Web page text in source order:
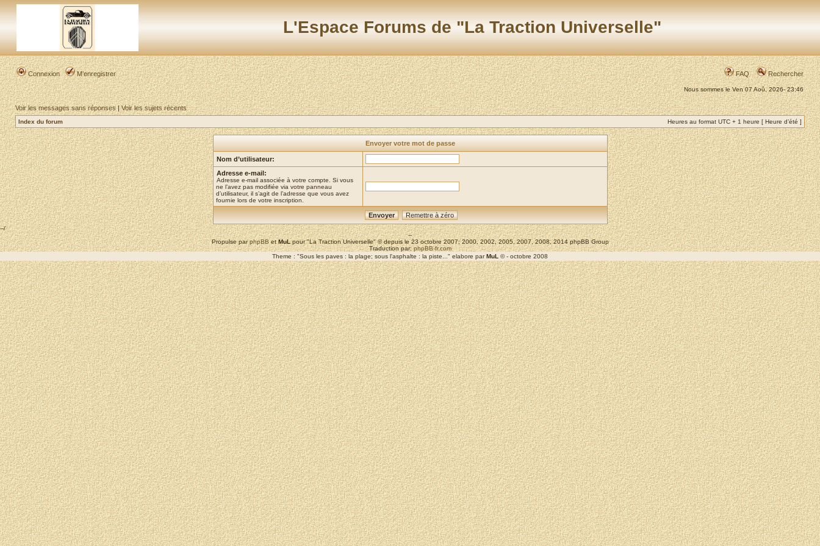
L'Espace Forums de "La Traction Universelle"
Connexion M’enregistrer FAQ Rechercher
Nous sommes le Ven 07 Aoû, 2026- 23:46
Voir les messages sans réponses|Voir les sujets récents
Index du forum Heures au format UTC + 1 heure [ Heure d’été ]
Envoyer votre mot de passe
Nom d’utilisateur:
Adresse e-mail:
Adresse e-mail associée à votre compte. Si vous
ne l’avez pas modifiée via votre panneau
d’utilisateur, il s’agit de l’adresse que vous avez
fournie lors de votre inscription.
--/
--
Propulse parphpBBetMuLpour "La Traction Universelle" © depuis le 23 octobre 2007; 2000, 2002, 2005, 2007, 2008, 2014 phpBB Group
Traduction par:phpBB-fr.com
Theme : "Sous les paves : la plage; sous l'asphalte : la piste..." elabore parMuL © - octobre 2008